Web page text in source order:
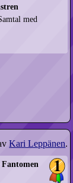
med
Kari Leppänen.